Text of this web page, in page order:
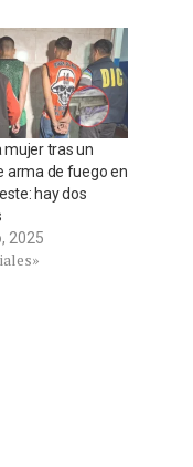
mujer tras un
arma de fuego en
hay dos
2025